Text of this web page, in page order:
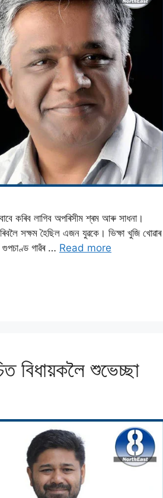
কৰিব লাগিব অপৰিসীম শ্ৰম আৰু সাধনা।
সক্ষম হৈছিল এজন যুৱকে। ভিক্ষা খুজি খোৱাৰ
গুপচাণ্ড গাৱঁৰ … Read more
বিধায়কলৈ শুভেচ্ছা